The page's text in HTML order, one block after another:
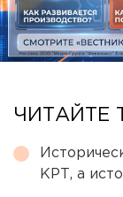
ЧИТАЙТЕ
КРТ, а